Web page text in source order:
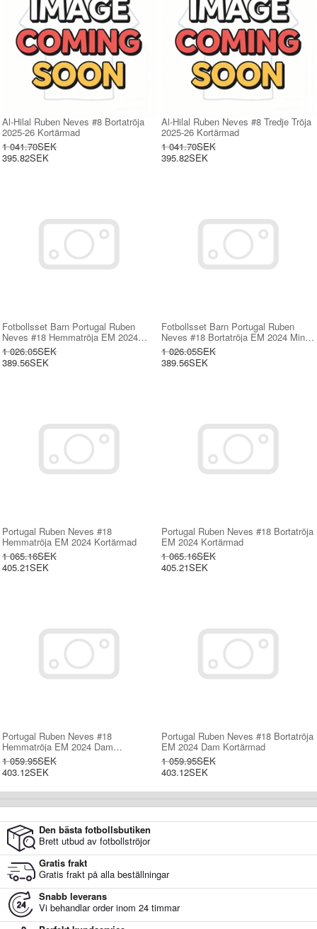
Al-Hilal Ruben Neves #8 Bortatröja
2025-26 Kortärmad
1 041.70SEK
395.82SEK
Al-Hilal Ruben Neves #8 Tredje Tröja
2025-26 Kortärmad
1 041.70SEK
395.82SEK
Fotbollsset Barn Portugal Ruben
Neves #18 Hemmatröja EM 2024
Mini-Kit Kortärmad (+ korta byxor)
1 026.05SEK
389.56SEK
Fotbollsset Barn Portugal Ruben
Neves #18 Bortatröja EM 2024 Mini-
Kit Kortärmad (+ korta byxor)
1 026.05SEK
389.56SEK
Portugal Ruben Neves #18
Hemmatröja EM 2024 Kortärmad
1 065.16SEK
405.21SEK
Portugal Ruben Neves #18 Bortatröja
EM 2024 Kortärmad
1 065.16SEK
405.21SEK
Portugal Ruben Neves #18
Hemmatröja EM 2024 Dam
Kortärmad
1 059.95SEK
403.12SEK
Portugal Ruben Neves #18 Bortatröja
EM 2024 Dam Kortärmad
1 059.95SEK
403.12SEK
Den bästa fotbollsbutiken
Brett utbud av fotbollströjor
Gratis frakt
Gratis frakt på alla beställningar
Snabb leverans
Vi behandlar order inom 24 timmar